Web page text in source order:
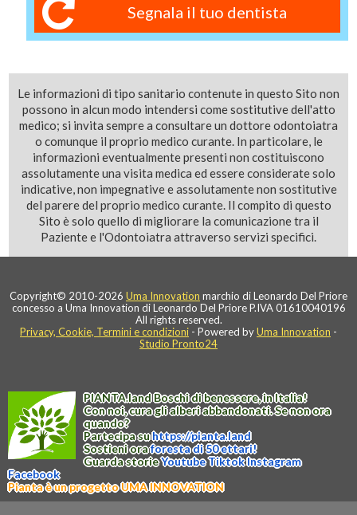
Segnala il tuo dentista
Le informazioni di tipo sanitario contenute in questo Sito non
possono in alcun modo intendersi come sostitutive dell'atto
medico; si invita sempre a consultare un dottore odontoiatra
o comunque il proprio medico curante. In particolare, le
informazioni eventualmente presenti non costituiscono
assolutamente una visita medica ed essere considerate solo
indicative, non impegnative e assolutamente non sostitutive
del parere del proprio medico curante. Il compito di questo
Sito è solo quello di migliorare la comunicazione tra il
Paziente e l'Odontoiatra attraverso servizi specifici.
Copyright© 2010-2026 Uma Innovation marchio di Leonardo Del Priore
concesso a Uma Innovation di Leonardo Del Priore P.IVA 01610040196
All rights reserved.
Privacy, Cookie, Termini e condizioni - Powered byUma Innovation -
Studio Pronto24
PIANTA.landBoschi di benessere, in Italia!
Con noi, cura gli alberi abbandonati. Se non ora
quando?
Partecipa suhttps://pianta.land
Sostieni oraforesta di 50 ettari!
Guarda storieYoutubeTiktokInstagram
Facebook
Pianta è un progetto UMA INNOVATION